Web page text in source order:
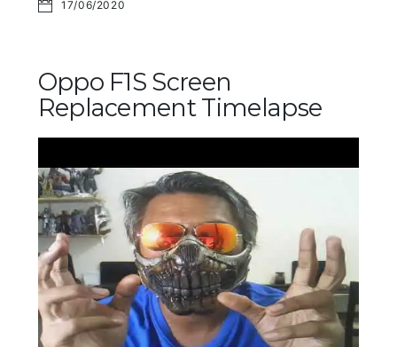
17/06/2020
Oppo F1S Screen
Replacement Timelapse